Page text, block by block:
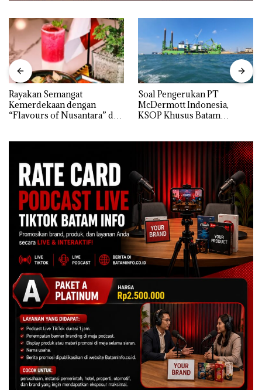
Rayakan Semangat
Kemerdekaan dengan
“Flavours of Nusantara” di
‎Soal Pengerukan PT
McDermott Indonesia,
KSOP Khusus Batam